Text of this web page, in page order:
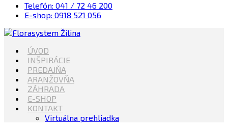
Telefón: 041 / 72 46 200
E-shop: 0918 521 056
Florasystem Žilina
Kvety, Sviečky, dekorácie, Záhrada
ÚVOD
INŠPIRÁCIE
PREDAJŇA
ARANŽOVŇA
ZÁHRADA
E-SHOP
KONTAKT
Virtuálna prehliadka